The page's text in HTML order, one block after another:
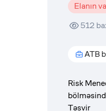
Elanın
512
ATB
Risk
Təsvir